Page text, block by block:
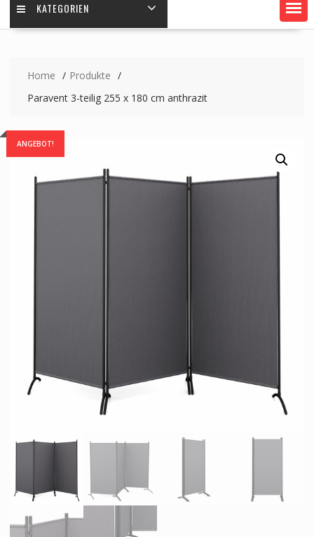
KATEGORIEN
Home
Produkte
Paravent 3-teilig 255 x 180 cm anthrazit
ANGEBOT!